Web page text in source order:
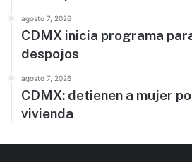
agosto 7, 2026
CDMX inicia programa
despojos
agosto 7, 2026
CDMX: detienen a mujer
vivienda